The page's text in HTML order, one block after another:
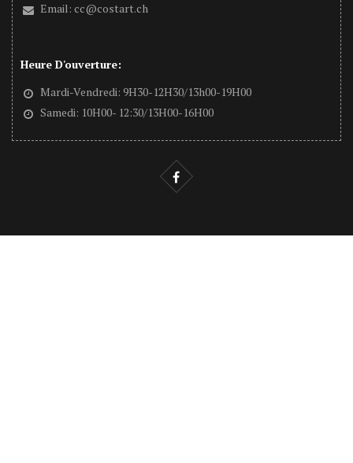
Email: cc@costart.ch
Heure D'ouverture:
Mardi-Vendredi: 9H30-12H30/13h00-19H00
Samedi: 10H00- 12:30/13H00-16H00